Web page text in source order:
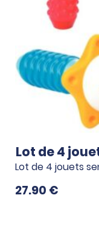
Lot de 4
Lot de 4 jouets
27.90 €